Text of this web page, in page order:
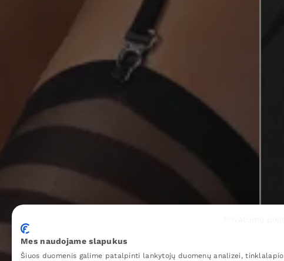
Mes naudojame slapukus
Šiuos duomenis galime patalpinti lankytojų duomenų analizei, tinklalapio